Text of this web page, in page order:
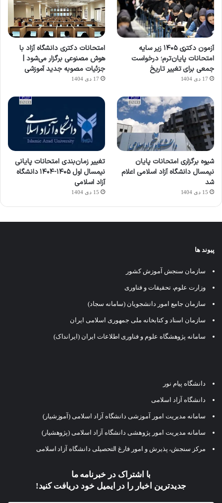
آزمون دکتری ۱۴۰۵ زیر سایه
امتحانات پایان‌ترم؛ درخواست
جمعی برای تغییر تاریخ
17 دی 1404
امتحانات دکتری دانشگاه آزاد با
هوش مصنوعی برگزار می‌شود |
جزئیات مصوبه جدید آموزشی
17 دی 1404
شیوه برگزاری امتحانات پایان
نیمسال دانشگاه آزاد اسلامی اعلام
شد
15 دی 1404
تغییر زمان‌بندی امتحانات پایانی
نیمسال اول ۱۴۰۵-۱۴۰۴ دانشگاه
آزاد اسلامی
15 دی 1404
پیوند ها
سازمان سنجش آموزش کشور
وزارت علوم، تحقیقات و فناوری
سازمان جامع امور دانشجویان (سامانه سجاد)
سازمان اسناد و کتابخانه ملی جمهوری اسلامی ایران
سامانه پژوهشگاه علوم و فناوری اطلاعات ایران (ایرانداک)
دانشگاه پیام نور
دانشگاه آزاد اسلامی
سامانه مدیریت امور آموزشی دانشگاه آزاد اسلامی (آموزشیار)
سامانه مدیریت امور پژوهشی دانشگاه آزاد اسلامی (پژوهشیار)
مرکز سنجش، پذیرش و امور فارغ التحصیلی دانشگاه آزاد اسلامی
با اشتراک در خبرنامه ما
جدیدترین اخبار را در ایمیل خود دریافت کنید!